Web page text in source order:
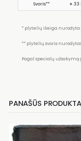
Svoris** ± 33
* plytelių išeiga nurodyta
** plytelių svoris
Pagal specialų
PANAŠŪS